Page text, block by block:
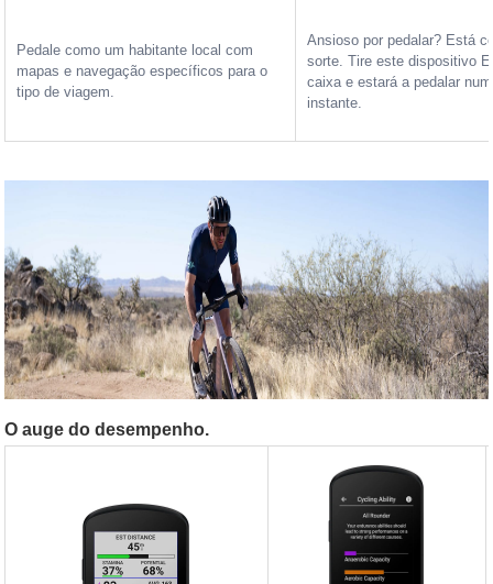
Pedale como um habitante local com
mapas e navegação específicos para o
tipo de viagem.
Ansioso por pedalar? Está
sorte. Tire este dispositivo
caixa e estará a pedalar num
instante.
O auge do desempenho.